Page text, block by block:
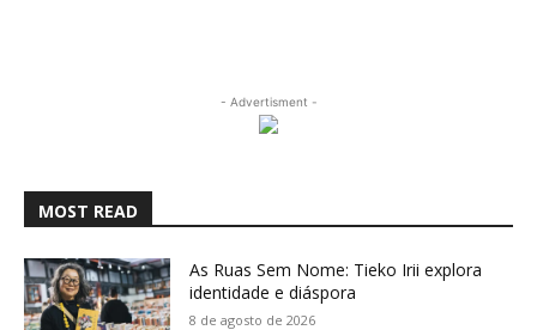
- Advertisment -
MOST READ
As Ruas Sem Nome: Tieko Irii explora
identidade e diáspora
8 de agosto de 2026